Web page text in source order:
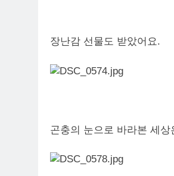
장난감 선물도 받았어요.
곤충의 눈으로 바라본 세